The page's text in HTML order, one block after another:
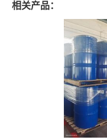
相关产品：